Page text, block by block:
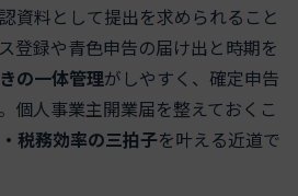
資料として提出を求められること
登録や青色申告の届け出と時期を
の一体管理がしやすく、確定申告
個人事業主開業届を整えておくこ
税務効率の三拍子を叶える近道で